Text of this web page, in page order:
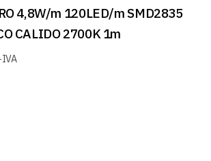
4,8W/m 120LED/m SMD2835
CALIDO 2700K 1m